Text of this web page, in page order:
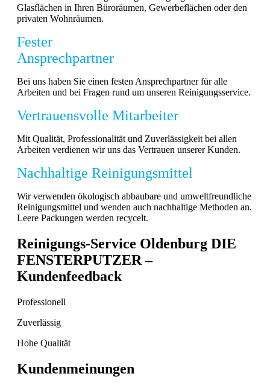
Glasflächen in Ihren Büroräumen, Gewerbeflächen oder den
privaten Wohnräumen.
Fester
Ansprechpartner
Bei uns haben Sie einen festen Ansprechpartner für alle
Arbeiten und bei Fragen rund um unseren Reinigungsservice.
Vertrauensvolle Mitarbeiter
Mit Qualität, Professionalität und Zuverlässigkeit bei allen
Arbeiten verdienen wir uns das Vertrauen unserer Kunden.
Nachhaltige Reinigungsmittel
Wir verwenden ökologisch abbaubare und umweltfreundliche
Reinigungsmittel und wenden auch nachhaltige Methoden an.
Leere Packungen werden recycelt.
Reinigungs-Service Oldenburg DIE
FENSTERPUTZER –
Kundenfeedback
Professionell
Zuverlässig
Hohe Qualität
Kundenmeinungen